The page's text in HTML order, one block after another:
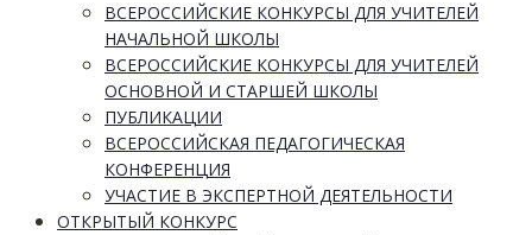
ВСЕРОССИЙСКИЕ КОНКУРСЫ ДЛЯ УЧИТЕЛЕЙ
НАЧАЛЬНОЙ ШКОЛЫ
ВСЕРОССИЙСКИЕ КОНКУРСЫ ДЛЯ УЧИТЕЛЕЙ
ОСНОВНОЙ И СТАРШЕЙ ШКОЛЫ
ПУБЛИКАЦИИ
ВСЕРОССИЙСКАЯ ПЕДАГОГИЧЕСКАЯ
КОНФЕРЕНЦИЯ
УЧАСТИЕ В ЭКСПЕРТНОЙ ДЕЯТЕЛЬНОСТИ
ОТКРЫТЫЙ КОНКУРС